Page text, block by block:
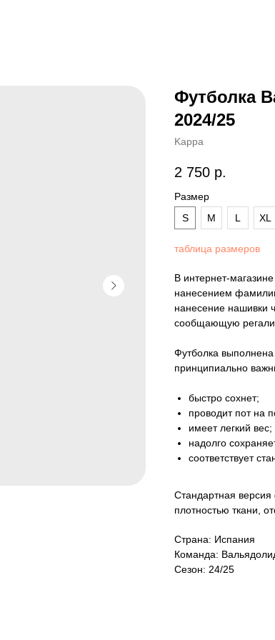
Футболка
2024/25
Kappa
2 750 р.
Размер
S
M L XL
таблица размеров
В интернет-
нанесением
нанесение нашивки
сообщающую
Футболка
принципиально
быстро сохнет;
проводит пот на
имеет легкий вес;
надолго
соответствует
Стандартная версия
плотностью ткани,
Страна: Испания
Команда:
Сезон: 24/25